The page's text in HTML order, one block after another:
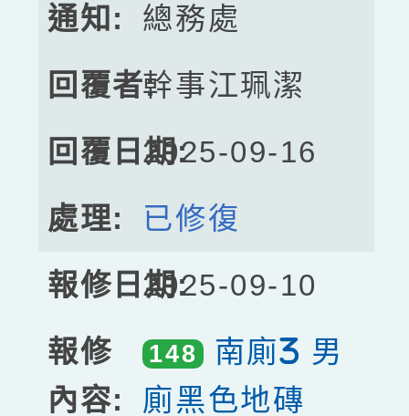
總務處
幹事江珮潔
2025-09-16
已修復
2025-09-10
148
南廁3 男
廁黑色地磚